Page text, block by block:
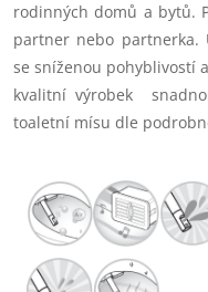
rodinných domů a bytů.
partner nebo partnerka.
se sníženou pohyblivostí
kvalitní výrobek
toaletní mísu dle